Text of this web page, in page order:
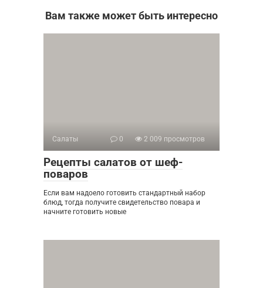
Вам также может быть интересно
Салаты 0 2 009 просмотров
Рецепты салатов от шеф-
поваров
Если вам надоело готовить стандартный набор
блюд, тогда получите свидетельство повара и
начните готовить новые